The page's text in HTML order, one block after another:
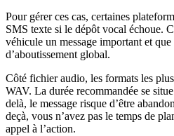
Pour gérer ces cas, certaines
SMS texte si le dépôt vocal échoue.
véhicule un message important et
d’aboutissement global.
Côté fichier audio, les formats les
WAV. La durée recommandée se
delà, le message risque d’être
deçà, vous n’avez pas le temps de
appel à l’action.